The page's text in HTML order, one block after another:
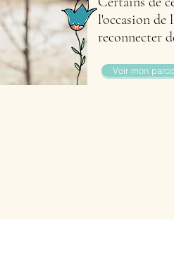
l'occasion
reconnecter
Voir mon